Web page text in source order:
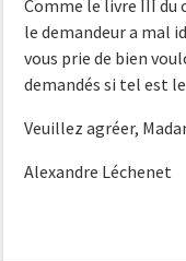
Comme le livre III
le demandeur a mal
vous prie de bien
demandés si tel est le
Veuillez agréer,
Alexandre Léchenet